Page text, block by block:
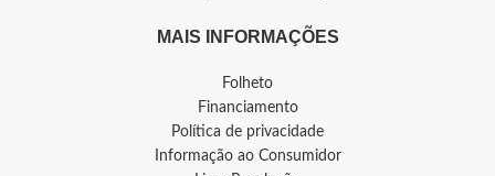
MAIS INFORMAÇÕES
Folheto
Financiamento
Política de privacidade
Informação ao Consumidor